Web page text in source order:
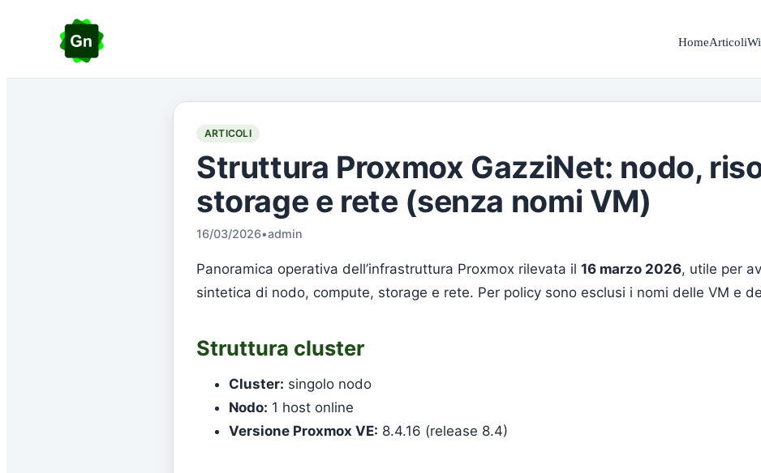
HomeArticoli
ARTICOLI
Struttura Proxmox GazziNet: nodo,
storage e rete (senza nomi VM)
16/03/2026•admin
Panoramica operativa dell’infrastruttura Proxmox rilevata il 16 marzo 2026, utile per
sintetica di nodo, compute, storage e rete. Per policy sono esclusi i nomi delle VM e
Struttura cluster
Cluster: singolo nodo
Nodo: 1 host online
Versione Proxmox VE: 8.4.16 (release 8.4)